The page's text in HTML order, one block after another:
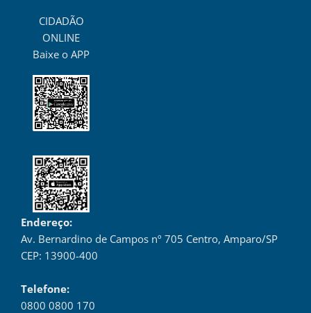
CIDADÃO
ONLINE
Baixe o APP
Endereço:
Av. Bernardino de Campos nº 705 Centro, Amparo/SP
CEP: 13900-400
Telefone:
0800 0800 170